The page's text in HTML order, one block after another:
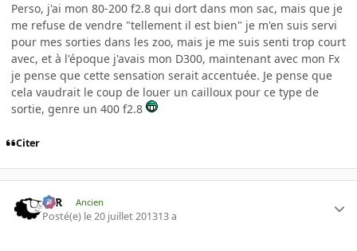
Perso, j'ai mon 80-200 f2.8 qui dort dans mon sac, mais que je
me refuse de vendre "tellement il est bien" je m'en suis servi
pour mes sorties dans les zoo, mais je me suis senti trop court
avec, et à l'époque j'avais mon D300, maintenant avec mon Fx
je pense que cette sensation serait accentuée. Je pense que
cela vaudrait le coup de louer un cailloux pour ce type de
sortie, genre un 400 f2.8
Citer
KzR Ancien
Posté(e) le 20 juillet 201313 a